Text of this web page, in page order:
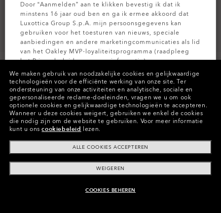
AAN WINKELMAND TOEVOEGEN
Kleuren (13) Prizm Snow Black IridiumGlazen
Betaal na verloop van tijd
We maken gebruik van noodzakelijke cookies en gelijkwaardige
technologieën voor de efficiënte werking van onze site. Ter
ondersteuning van onze activiteiten en analytische, sociale en
gepersonaliseerde reclame-doeleinden, vragen we u om ook
optionele cookies en gelijkwaardige technologieën te accepteren.
Wanneer u deze cookies weigert, gebruiken we enkel de cookies
die nodig zijn om de website te gebruiken. Voor meer informatie
kunt u onscookiebeleid lezen.
ALLE COOKIES ACCEPTEREN
WEIGEREN
COOKIES BEHEREN
Door “Aanmelden” aan te klikken bevestig ik dat ik
minstens 16 jaar oud ben en ga ik ermee akkoord dat
Luxottica Group S.p.A. mijn persoonsgegevens kan
gebruiken voor het toesturen van nieuws, speciale
aanbiedingen en andere marketingcommunicaties als lid
van het Oakley MVP-loyaliteitsprogramma (raadpleeg
hetPrivacybeleidvoor meer informatie).
AANMELDEN